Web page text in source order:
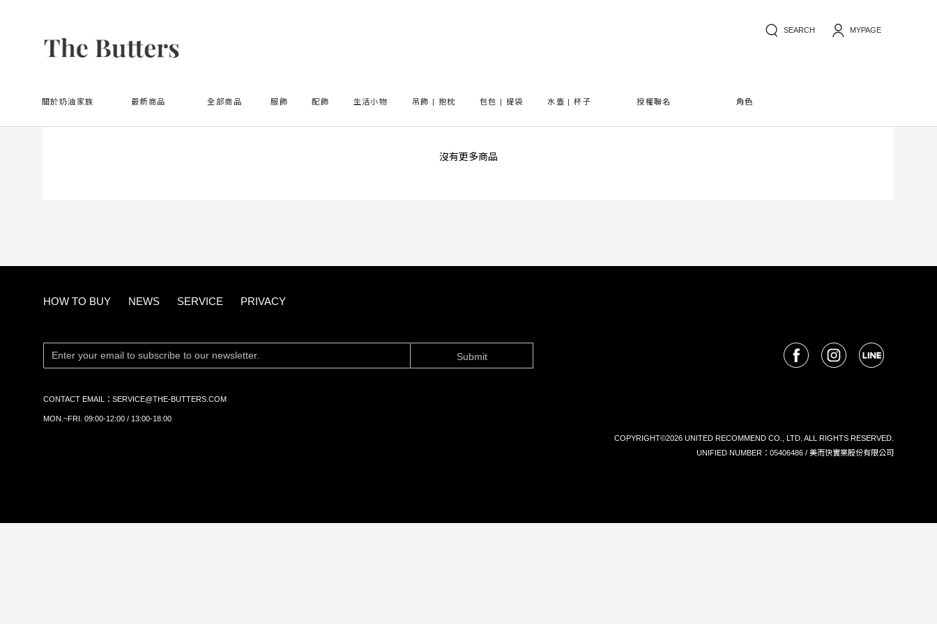
SEARCH MYPAGE
關於奶油家族 最新商品 全部商品 服飾 配飾 生活小物 吊飾 | 抱枕 包包 | 提袋 水壺 | 杯子 授權聯名 角色
首頁 OnSale
沒有更多商品
HOW TO BUY NEWS SERVICE PRIVACY
Submit
CONTACT EMAIL： SERVICE@THE-BUTTERS.COM
MON.~FRI. 09:00-12:00 / 13:00-18:00
COPYRIGHT©2026 UNITED RECOMMEND CO., LTD. ALL RIGHTS RESERVED.
UNIFIED NUMBER：05406486 / 美而快實業股份有限公司